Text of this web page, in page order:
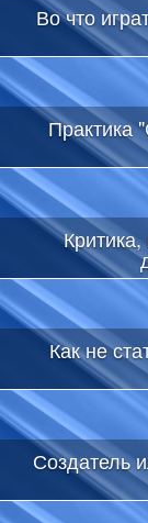
Во что
Практика
Как не
Создатель